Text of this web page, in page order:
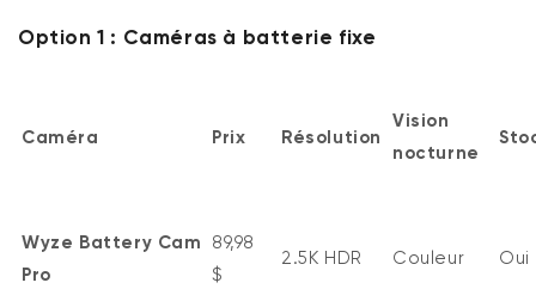
Option 1 : Caméras à batterie fixe
Caméra Prix Résolution
Vision
nocturne
Wyze Battery Cam
Pro
89,98
$
2.5K HDR Couleur Oui